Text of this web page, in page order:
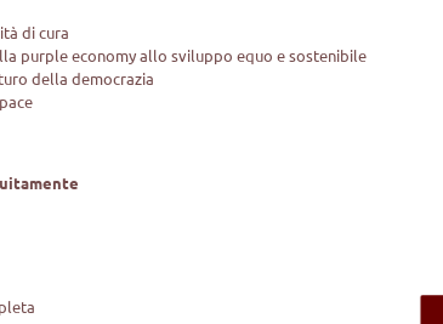
di cura
purple economy allo sviluppo equo e sostenibile
della democrazia